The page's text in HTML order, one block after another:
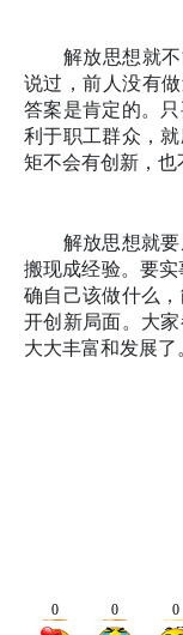
解放思想就不
说过，前人没有
答案是肯定的。
利于职工群众，
矩不会有创新，也
解放思想就要
搬现成经验。要
确自己该做什么
开创新局面。大
大大丰富和发展